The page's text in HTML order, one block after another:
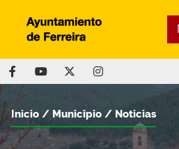
Inicio Municipio Noticias